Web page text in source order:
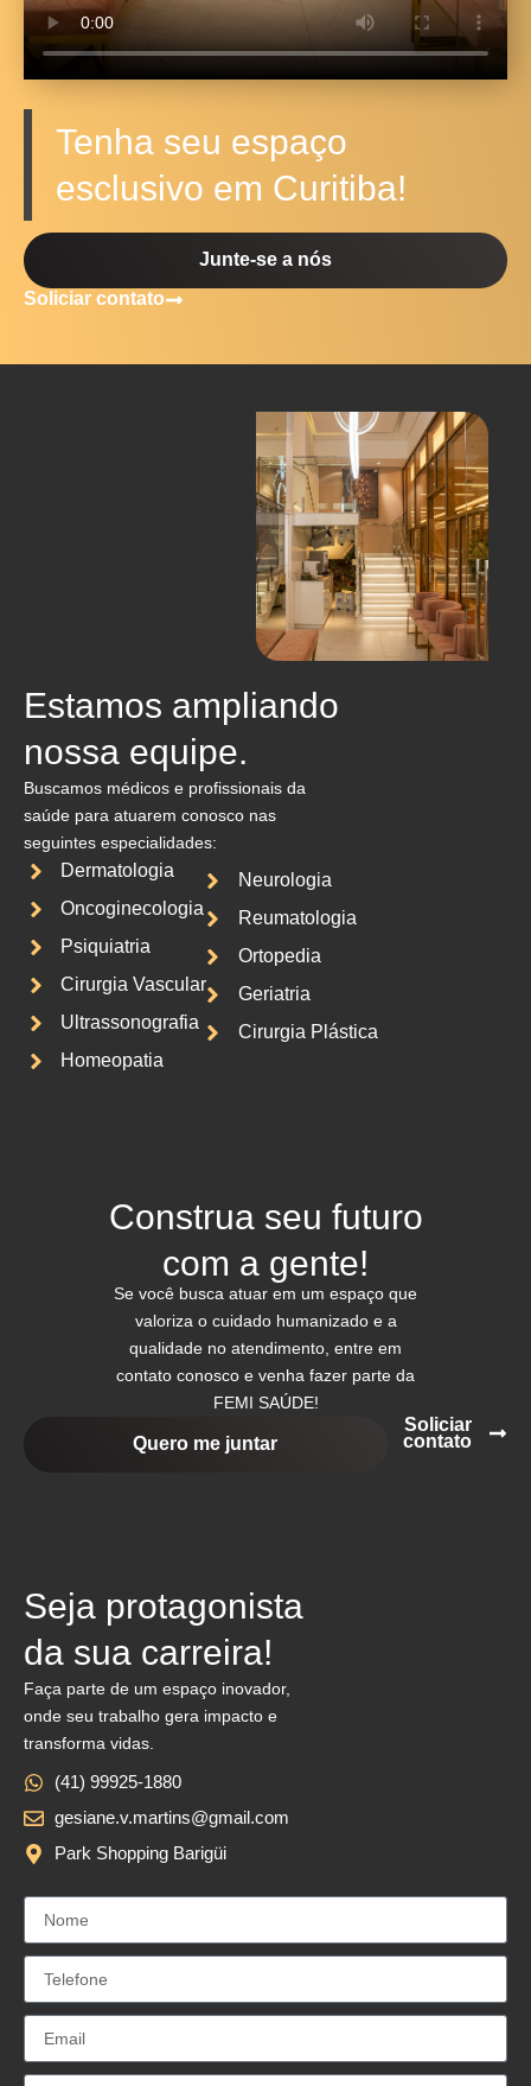
Tenha seu espaço
esclusivo em Curitiba!
Junte-se a nós
Soliciar contato
Estamos ampliando
nossa equipe.
Buscamos médicos e profissionais da
saúde para atuarem conosco nas
seguintes especialidades:
Dermatologia
Oncoginecologia
Psiquiatria
Cirurgia Vascular
Ultrassonografia
Homeopatia
Neurologia
Reumatologia
Ortopedia
Geriatria
Cirurgia Plástica
Construa seu futuro
com a gente!
Se você busca atuar em um espaço que
valoriza o cuidado humanizado e a
qualidade no atendimento, entre em
contato conosco e venha fazer parte da
FEMI SAÚDE!
Quero me juntar
Soliciar
contato
Seja protagonista
da sua carreira!
Faça parte de um espaço inovador,
onde seu trabalho gera impacto e
transforma vidas.
(41) 99925-1880
gesiane.v.martins@gmail.com
Park Shopping Barigüi